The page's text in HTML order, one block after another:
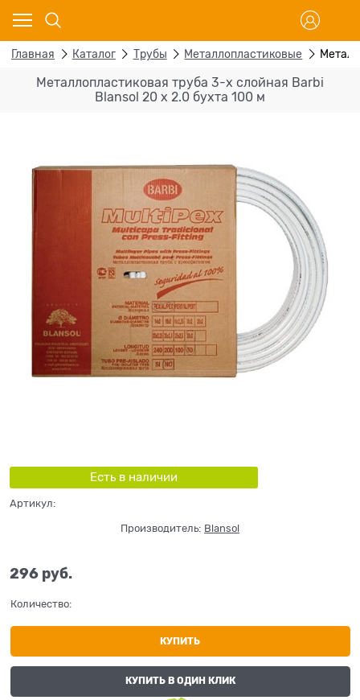
Главная Каталог Трубы Металлопластиковые
Металлопластиковая труба 3-х слойная Barbi
Blansol 20 х 2.0 бухта 100 м
Есть в наличии
Артикул:
Производитель: Blansol
296 руб.
Количество:
КУПИТЬ
КУПИТЬ В ОДИН КЛИК